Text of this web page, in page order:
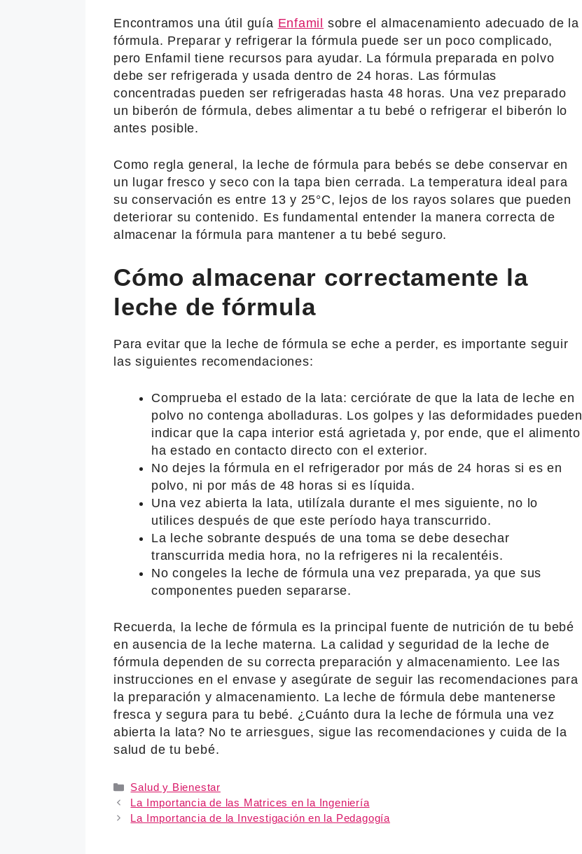
Encontramos una útil guía Enfamil sobre el almacenamiento adecuado de la
fórmula. Preparar y refrigerar la fórmula puede ser un poco complicado,
pero Enfamil tiene recursos para ayudar. La fórmula preparada en polvo
debe ser refrigerada y usada dentro de 24 horas. Las fórmulas
concentradas pueden ser refrigeradas hasta 48 horas. Una vez preparado
un biberón de fórmula, debes alimentar a tu bebé o refrigerar el biberón lo
antes posible.
Como regla general, la leche de fórmula para bebés se debe conservar en
un lugar fresco y seco con la tapa bien cerrada. La temperatura ideal para
su conservación es entre 13 y 25°C, lejos de los rayos solares que pueden
deteriorar su contenido. Es fundamental entender la manera correcta de
almacenar la fórmula para mantener a tu bebé seguro.
Cómo almacenar correctamente la
leche de fórmula
Para evitar que la leche de fórmula se eche a perder, es importante seguir
las siguientes recomendaciones:
Comprueba el estado de la lata: cerciórate de que la lata de leche en
polvo no contenga abolladuras. Los golpes y las deformidades pueden
indicar que la capa interior está agrietada y, por ende, que el alimento
ha estado en contacto directo con el exterior.
No dejes la fórmula en el refrigerador por más de 24 horas si es en
polvo, ni por más de 48 horas si es líquida.
Una vez abierta la lata, utilízala durante el mes siguiente, no lo
utilices después de que este período haya transcurrido.
La leche sobrante después de una toma se debe desechar
transcurrida media hora, no la refrigeres ni la recalentéis.
No congeles la leche de fórmula una vez preparada, ya que sus
componentes pueden separarse.
Recuerda, la leche de fórmula es la principal fuente de nutrición de tu bebé
en ausencia de la leche materna. La calidad y seguridad de la leche de
fórmula dependen de su correcta preparación y almacenamiento. Lee las
instrucciones en el envase y asegúrate de seguir las recomendaciones para
la preparación y almacenamiento. La leche de fórmula debe mantenerse
fresca y segura para tu bebé. ¿Cuánto dura la leche de fórmula una vez
abierta la lata? No te arriesgues, sigue las recomendaciones y cuida de la
salud de tu bebé.
Categories
Salud y Bienestar
La Importancia de las Matrices en la Ingeniería
La Importancia de la Investigación en la Pedagogía